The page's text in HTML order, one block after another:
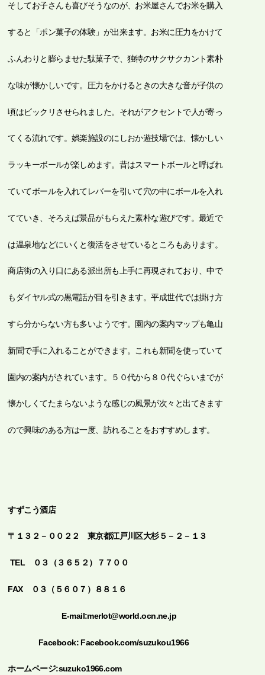
そしてお子さんも喜びそうなのが、お米屋さんでお米を購入
すると「ポン菓子の体験」が出来ます。お米に圧力をかけて
ふんわりと膨らませた駄菓子で、独特のサクサクカント素朴
な味が懐かしいです。圧力をかけるときの大きな音が子供の
頃はビックリさせられました。それがアクセントで人が寄っ
てくる流れです。娯楽施設のにしおか遊技場では、懐かしい
ラッキーボールが楽しめます。昔はスマートボールと呼ばれ
ていてボールを入れてレバーを引いて穴の中にボールを入れ
てていき、そろえば景品がもらえた素朴な遊びです。最近で
は温泉地などにいくと復活をさせているところもあります。
商店街の入り口にある派出所も上手に再現されており、中で
もダイヤル式の黒電話が目を引きます。平成世代では掛け方
すら分からない方も多いようです。園内の案内マップも亀山
新聞で手に入れることができます。これも新聞を使っていて
園内の案内がされています。５０代から８０代ぐらいまでが
懐かしくてたまらないような感じの風景が次々と出てきます
ので興味のある方は一度、訪れることをおすすめします。
すずこう酒店
〒１３２－００２２ 東京都江戸川区大杉５－２－１３
TEL ０３（３６５２）７７００
FAX ０３（５６０７）８８１６
E-mail:merlot@world.ocn.ne.jp
Facebook: Facebook.com/suzukou1966
ホームページ:suzuko1966.com